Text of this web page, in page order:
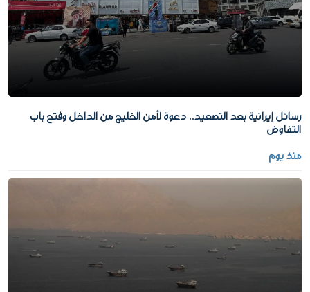
رسائل إيرانية بعد التصعيد.. دعوة لأمن الخليج من الداخل وفتح باب
التفاوض
منذ يوم